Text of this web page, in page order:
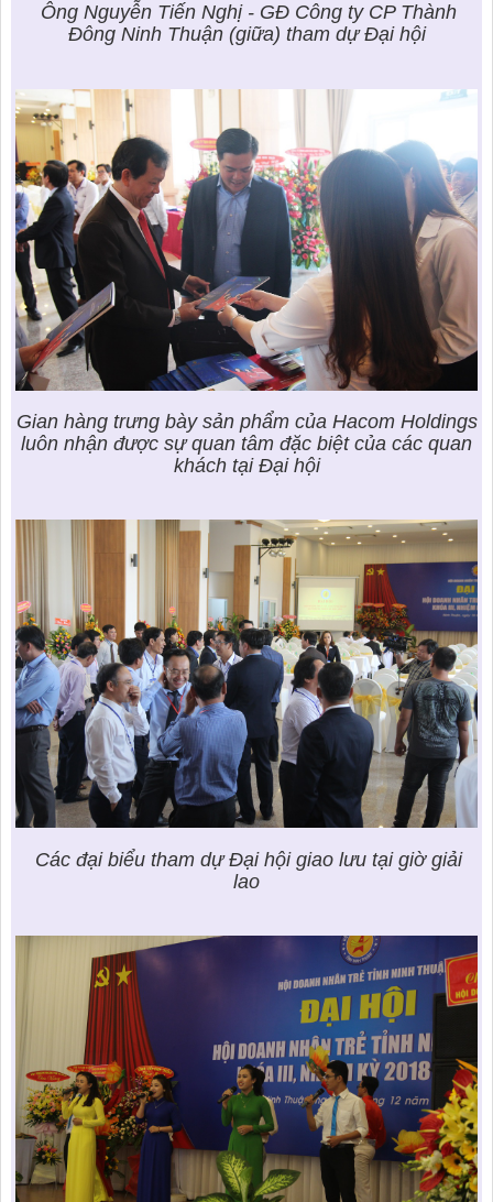
Ông Nguyễn Tiến Nghị - GĐ Công ty CP Thành
Đông Ninh Thuận (giữa) tham dự Đại hội
Gian hàng trưng bày sản phẩm của Hacom Holdings
luôn nhận được sự quan tâm đặc biệt của các quan
khách tại Đại hội
Các đại biểu tham dự Đại hội giao lưu tại giờ giải
lao